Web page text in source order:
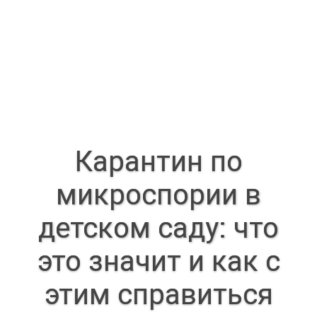
Карантин по
микроспории в
детском саду: что
это значит и как с
этим справиться